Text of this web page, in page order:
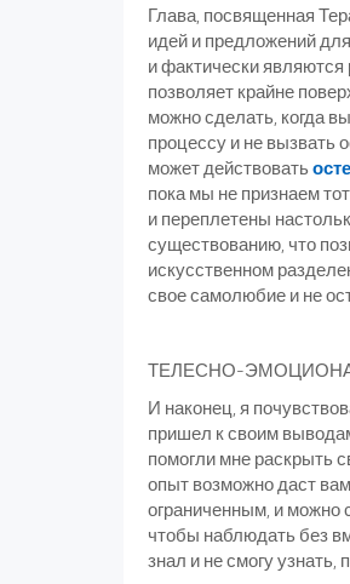
Глава, посвященная
идей и предложений
и фактически являются
позволяет крайне
можно сделать, когда
процессу и не вызвать
может действовать
пока мы не признаем
и переплетены
существованию, что
искусственном
свое самолюбие и не
ТЕЛЕСНО-
И наконец, я
пришел к своим
помогли мне раскрыть
опыт возможно даст
ограниченным, и можно
чтобы наблюдать без
знал и не смогу узнать,